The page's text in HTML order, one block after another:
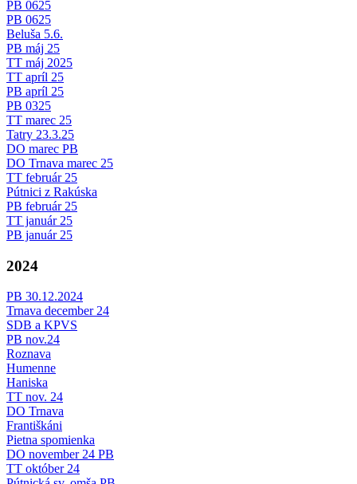
PB 0625
PB 0625
Beluša 5.6.
PB máj 25
TT máj 2025
TT apríl 25
PB apríl 25
PB 0325
TT marec 25
Tatry 23.3.25
DO marec PB
DO Trnava marec 25
TT február 25
Pútnici z Rakúska
PB február 25
TT január 25
PB január 25
2024
PB 30.12.2024
Trnava december 24
SDB a KPVS
PB nov.24
Roznava
Humenne
Haniska
TT nov. 24
DO Trnava
Františkáni
Pietna spomienka
DO november 24 PB
TT október 24